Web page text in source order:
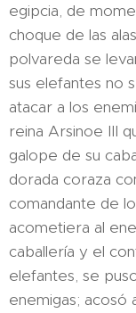
egipcia, de
choque de las
polvareda se
sus elefantes no
atacar a los
reina Arsinoe III
galope de su
dorada coraza
comandante de
acometiera al
caballería y el
elefantes, se
enemigas; acosó